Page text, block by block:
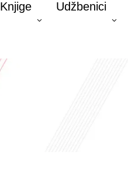
Knjige Udžbenici